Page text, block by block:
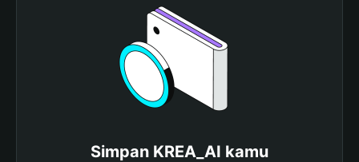
Simpan KREA_AI kamu